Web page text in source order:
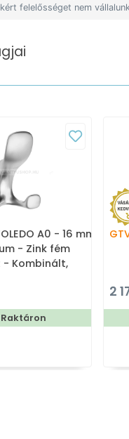
felelősséget nem
A0 - 16 mm -
- Zink fém
- Kombinált,
Raktáron
2